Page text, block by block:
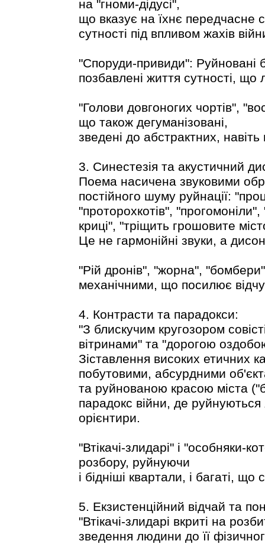
на "гноми-дідусі",
що вказує на їхнє передчасне
сутності під впливом жахів
"Споруди-привиди": Руйновані
позбавлені життя сутності,
"Голови довгоногих чортів",
що також дегуманізовані,
зведені до абстрактних,
3. Синестезія та акустичний
Поема насичена звуковими
постійного шуму руйнації:
"проторохкотів",
криці", "тріщить грошовите
Це не гармонійні звуки, а
"Рій дронів", "жорна",
механічними, що посилює
4. Контрасти та парадокси:
"З блискучим кругозором
вітринами" та "дорогою
Зіставлення високих етичних
побутовими, абсурдними
та руйнованою красою міста
парадокс війни, де руйнуються
орієнтири.
"Втікачі-злидарі" і "особняки-
розбору, руйнуючи
і бідніші квартали, і багаті, що
5. Екзистенційний відчай та
"Втікачі-злидарі вкриті на
зведення людини до її